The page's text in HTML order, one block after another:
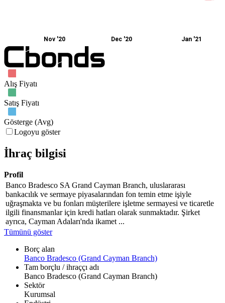
Nov '20 Dec '20 Jan '21
Alış Fiyatı
Satış Fiyatı
Gösterge (Avg)
Logoyu göster
İhraç bilgisi
Profil
Banco Bradesco SA Grand Cayman Branch, uluslararası
bankacılık ve sermaye piyasalarından fon temin etme işiyle
uğraşmakta ve bu fonları müşterilere işletme sermayesi ve ticaretle
ilgili finansmanlar için kredi hatları olarak sunmaktadır. Şirket
ayrıca, Cayman Adaları'nda ikamet ...
Tümünü göster
Borç alan
Banco Bradesco (Grand Cayman Branch)
Tam borçlu / ihraççı adı
Banco Bradesco (Grand Cayman Branch)
Sektör
Kurumsal